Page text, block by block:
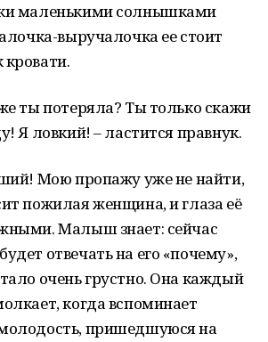
маленькими солнышками
выручалочка ее стоит
ты потеряла? Ты только скажи
Я ловкий! – ластится правнук.
Мою пропажу уже не найти,
пожилая женщина, и глаза её
Малыш знает: сейчас
отвечать на его «почему»,
очень грустно. Она каждый
когда вспоминает
пришедшуюся на